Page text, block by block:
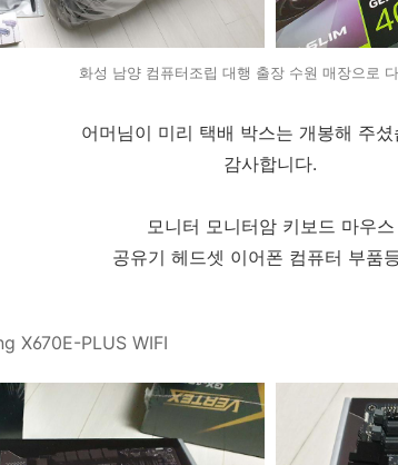
화성 남양 컴퓨터조립 대행 출장 수원 매장으로
어머님이 미리 택배 박스는 개봉해 주셨
감사합니다.
모니터 모니터암 키보드 마우스
공유기 헤드셋 이어폰 컴퓨터 부품
X670E-PLUS WIFI